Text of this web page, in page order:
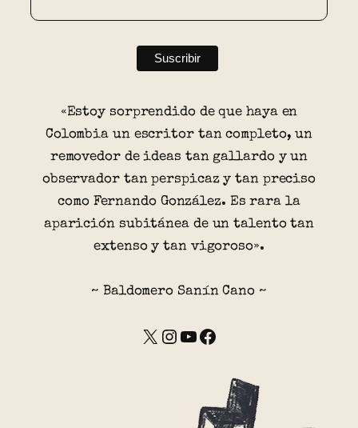
«Estoy sorprendido de que haya en
Colombia un escritor tan completo, un
removedor de ideas tan gallardo y un
observador tan perspicaz y tan preciso
como Fernando González. Es rara la
aparición subitánea de un talento tan
extenso y tan vigoroso».
~ Baldomero Sanín Cano ~
X Instagram YouTube Facebook